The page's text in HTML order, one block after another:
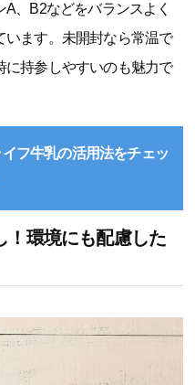
、B2などをバランスよく
います。未開封なら常温で
に持参しやすいのも魅力で
フ牛乳の活用法をチェッ
！環境にも配慮した